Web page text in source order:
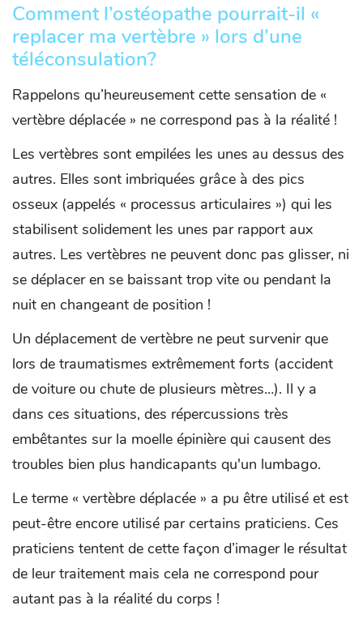
Comment l’ostéopathe pourrait-il «
replacer ma vertèbre » lors d’une
téléconsulation?
Rappelons qu’heureusement cette sensation de «
vertèbre déplacée » ne correspond pas à la réalité !
Les vertèbres sont empilées les unes au dessus des
autres. Elles sont imbriquées grâce à des pics
osseux (appelés « processus articulaires ») qui les
stabilisent solidement les unes par rapport aux
autres. Les vertèbres ne peuvent donc pas glisser, ni
se déplacer en se baissant trop vite ou pendant la
nuit en changeant de position !
Un déplacement de vertèbre ne peut survenir que
lors de traumatismes extrêmement forts (accident
de voiture ou chute de plusieurs mètres…). Il y a
dans ces situations, des répercussions très
embêtantes sur la moelle épinière qui causent des
troubles bien plus handicapants qu'un lumbago.
Le terme « vertèbre déplacée » a pu être utilisé et est
peut-être encore utilisé par certains praticiens. Ces
praticiens tentent de cette façon d’imager le résultat
de leur traitement mais cela ne correspond pour
autant pas à la réalité du corps !